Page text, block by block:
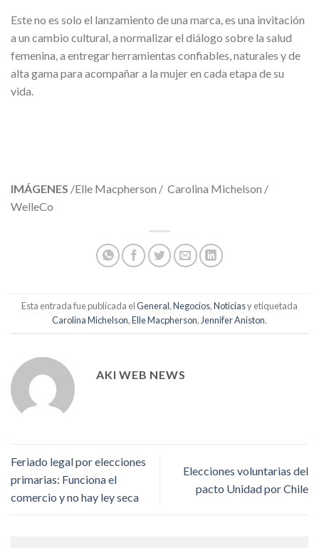
Este no es solo el lanzamiento de una marca, es una invitación
a un cambio cultural, a normalizar el diálogo sobre la salud
femenina, a entregar herramientas confiables, naturales y de
alta gama para acompañar a la mujer en cada etapa de su
vida.
IMÁGENES /Elle Macpherson / Carolina Michelson /
WelleCo
Esta entrada fue publicada el General , Negocios, Noticiasy etiquetada
Carolina Michelson, Elle Macpherson,Jennifer Aniston.
AKI WEB NEWS
Feriado legal por elecciones
primarias: Funciona el
comercio y no hay ley seca
Elecciones voluntarias del
pacto Unidad por Chile